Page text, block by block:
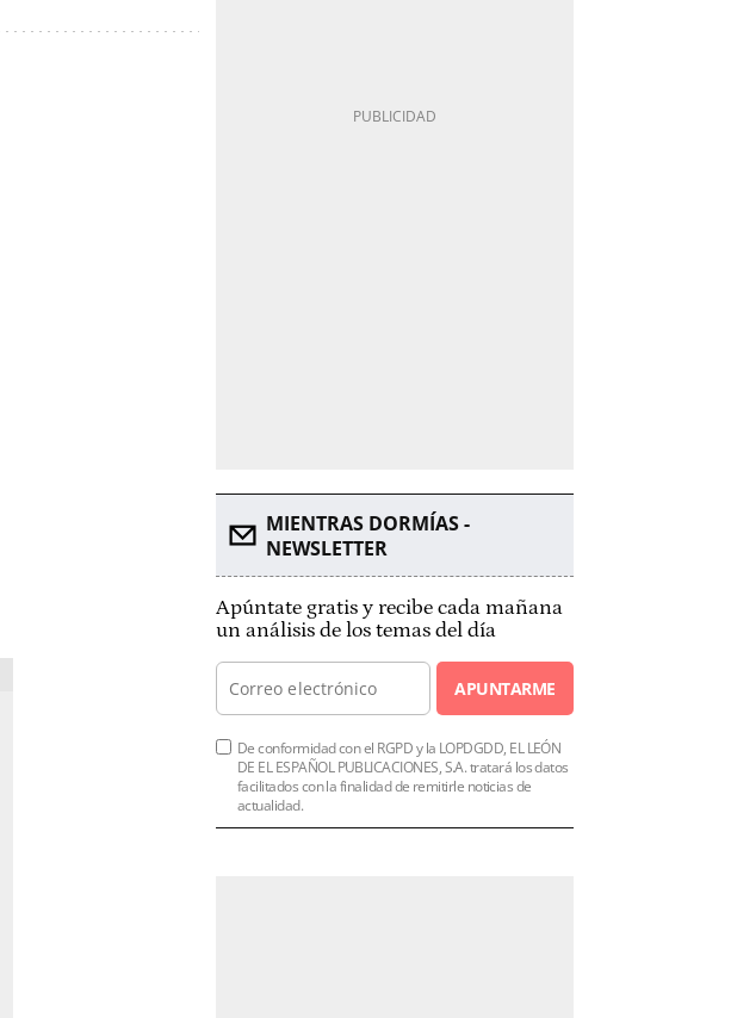
MIENTRAS DORMÍAS -
NEWSLETTER
Apúntate gratis y recibe cada mañana
un análisis de los temas del día
APUNTARME
De conformidad con el RGPD y la LOPDGDD, EL LEÓN
DE EL ESPAÑOL PUBLICACIONES, S.A. tratará los datos
facilitados con la finalidad de remitirle noticias de
actualidad.